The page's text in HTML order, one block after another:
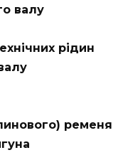
валу
рідин
ременя